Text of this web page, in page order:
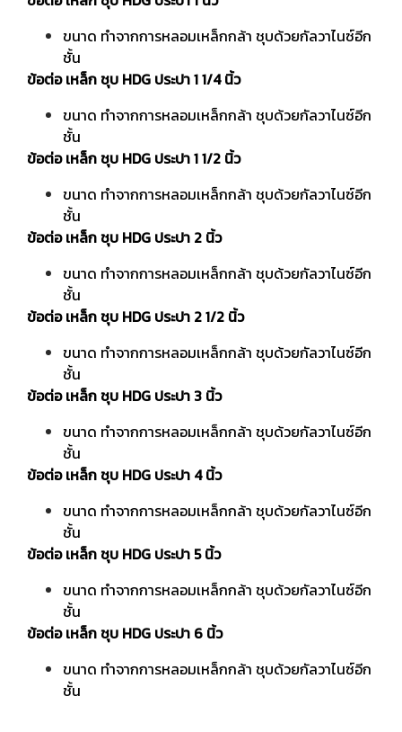
ขนาด ทำจากการหลอมเหล็กกล้า ชุบด้วยกัลวาไนซ์อีก
ชั้น
ข้อต่อ เหล็ก ชุบ HDG ประปา 1 1/4 นิ้ว
ขนาด ทำจากการหลอมเหล็กกล้า ชุบด้วยกัลวาไนซ์อีก
ชั้น
ข้อต่อ เหล็ก ชุบ HDG ประปา 1 1/2 นิ้ว
ขนาด ทำจากการหลอมเหล็กกล้า ชุบด้วยกัลวาไนซ์อีก
ชั้น
ข้อต่อ เหล็ก ชุบ HDG ประปา 2 นิ้ว
ขนาด ทำจากการหลอมเหล็กกล้า ชุบด้วยกัลวาไนซ์อีก
ชั้น
ข้อต่อ เหล็ก ชุบ HDG ประปา 2 1/2 นิ้ว
ขนาด ทำจากการหลอมเหล็กกล้า ชุบด้วยกัลวาไนซ์อีก
ชั้น
ข้อต่อ เหล็ก ชุบ HDG ประปา 3 นิ้ว
ขนาด ทำจากการหลอมเหล็กกล้า ชุบด้วยกัลวาไนซ์อีก
ชั้น
ข้อต่อ เหล็ก ชุบ HDG ประปา 4 นิ้ว
ขนาด ทำจากการหลอมเหล็กกล้า ชุบด้วยกัลวาไนซ์อีก
ชั้น
ข้อต่อ เหล็ก ชุบ HDG ประปา 5 นิ้ว
ขนาด ทำจากการหลอมเหล็กกล้า ชุบด้วยกัลวาไนซ์อีก
ชั้น
ข้อต่อ เหล็ก ชุบ HDG ประปา 6 นิ้ว
ขนาด ทำจากการหลอมเหล็กกล้า ชุบด้วยกัลวาไนซ์อีก
ชั้น